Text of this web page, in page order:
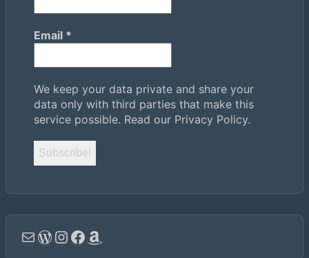
Email *
We keep your data private and share your
data only with third parties that make this
service possible. Read our Privacy Policy.
Email
WordPress
Instagram
Facebook
Amazon